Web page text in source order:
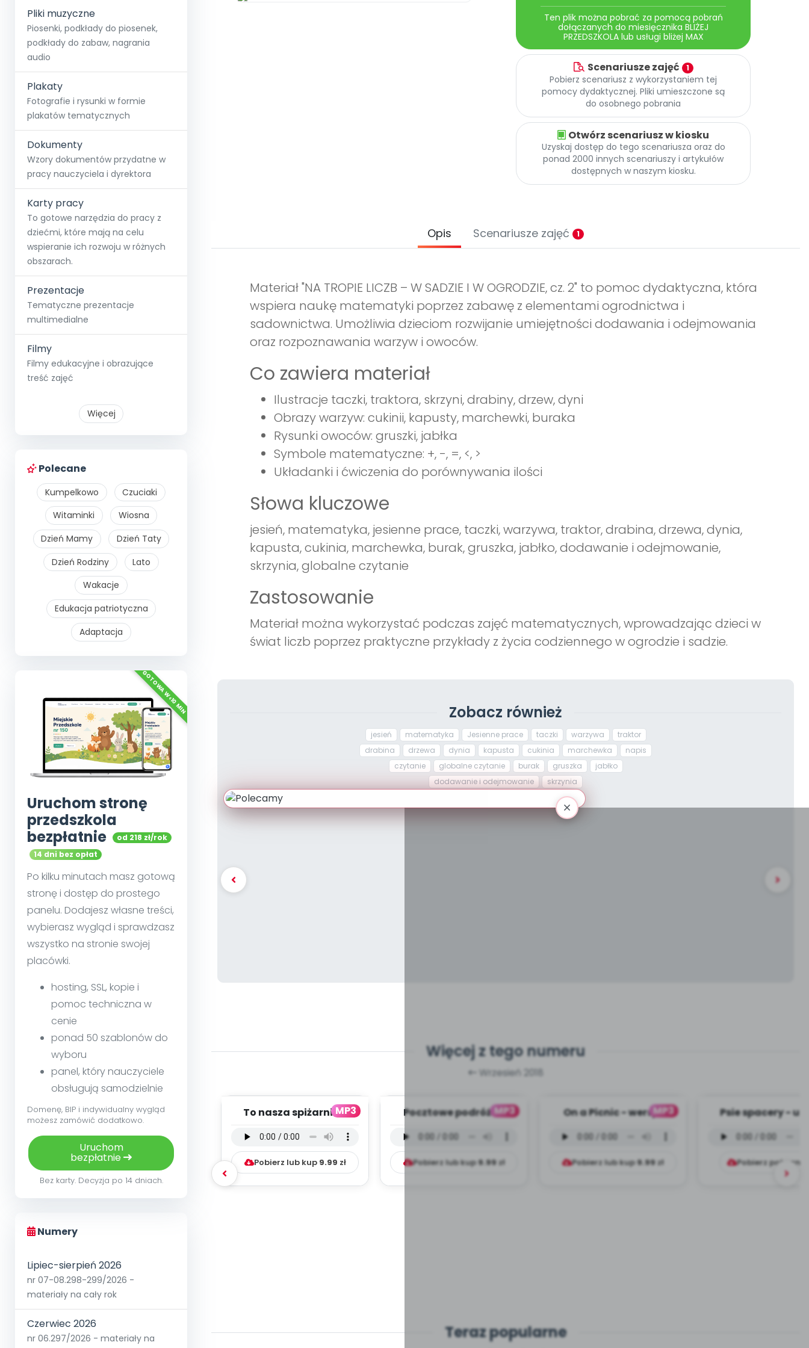
Pliki muzyczne
Piosenki, podkłady do piosenek,
podkłady do zabaw, nagrania
audio
Plakaty
Fotografie i rysunki w formie
plakatów tematycznych
Dokumenty
Wzory dokumentów przydatne w
pracy nauczyciela i dyrektora
Karty pracy
To gotowe narzędzia do pracy z
dziećmi, które mają na celu
wspieranie ich rozwoju w różnych
obszarach.
Prezentacje
Tematyczne prezentacje
multimedialne
Filmy
Filmy edukacyjne i obrazujące
treść zajęć
Więcej
Polecane
Kumpelkowo
Czuciaki
Witaminki
Wiosna
Dzień Mamy
Dzień Taty
Dzień Rodziny
Lato
Wakacje
Edukacja patriotyczna
Adaptacja
Uruchom stronę
przedszkola
bezpłatnie
od 218 zł/rok
14 dni bez opłat
Po kilku minutach masz gotową
stronę i dostęp do prostego
panelu. Dodajesz własne treści,
wybierasz wygląd i sprawdzasz
wszystko na stronie swojej
placówki.
hosting, SSL, kopie i
pomoc techniczna w
cenie
ponad 50 szablonów do
wyboru
panel, który nauczyciele
obsługują samodzielnie
Domenę, BIP i indywidualny wygląd
możesz zamówić dodatkowo.
Uruchom
bezpłatnie
Bez karty. Decyzja po 14 dniach.
Numery
Lipiec-sierpień 2026
nr 07-08.298-299/2026 -
materiały na cały rok
Czerwiec 2026
nr 06.297/2026 - materiały na
Ten plik można pobrać za pomocą pobrań
dołączanych do miesięcznika BLIŻEJ
PRZEDSZKOLA lub usługi bliżej MAX
Scenariusze zajęć 1
Pobierz scenariusz z wykorzystaniem tej
pomocy dydaktycznej. Pliki umieszczone są
do osobnego pobrania
Otwórz scenariusz w kiosku
Uzyskaj dostęp do tego scenariusza oraz do
ponad 2000 innych scenariuszy i artykułów
dostępnych w naszym kiosku.
Opis Scenariusze zajęć 1
Materiał "NA TROPIE LICZB – W SADZIE I W OGRODZIE, cz. 2" to pomoc dydaktyczna, która
wspiera naukę matematyki poprzez zabawę z elementami ogrodnictwa i
sadownictwa. Umożliwia dzieciom rozwijanie umiejętności dodawania i odejmowania
oraz rozpoznawania warzyw i owoców.
Co zawiera materiał
Ilustracje taczki, traktora, skrzyni, drabiny, drzew, dyni
Obrazy warzyw: cukinii, kapusty, marchewki, buraka
Rysunki owoców: gruszki, jabłka
Symbole matematyczne: +, -, =, <, >
Układanki i ćwiczenia do porównywania ilości
Słowa kluczowe
jesień, matematyka, jesienne prace, taczki, warzywa, traktor, drabina, drzewa, dynia,
kapusta, cukinia, marchewka, burak, gruszka, jabłko, dodawanie i odejmowanie,
skrzynia, globalne czytanie
Zastosowanie
Materiał można wykorzystać podczas zajęć matematycznych, wprowadzając dzieci w
świat liczb poprzez praktyczne przykłady z życia codziennego w ogrodzie i sadzie.
Zobacz również
jesień matematyka Jesienne prace taczki warzywa
traktor
drabina
drzewa dynia kapusta cukinia marchewka
napis
czytanie
globalne czytanie burak gruszka
jabłko
dodawanie i odejmowanie
skrzynia
Więcej z tego numeru
Wrzesień 2018
MP3
To nasza spiżarnia -
(PD, mp3)
Pobierz lub kup 9.99 zł
MP3
Pocztowe podróże -
(PD, mp3)
Pobierz lub kup9.99zł
MP3
On a Picnic - wersja
mp3)
Pobierz lub kup9.99zł
Psie spacery -
mp3)
Pobierz
Teraz popularne